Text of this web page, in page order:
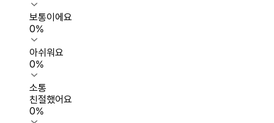
보통이에요
0%
아쉬워요
0%
소통
친절했어요
0%